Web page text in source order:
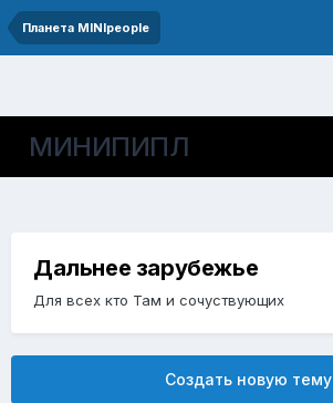
Планета MINIpeople
МИНИПИПЛ
Дальнее зарубежье
Для всех кто Там и сочуствующих
Создать новую тему